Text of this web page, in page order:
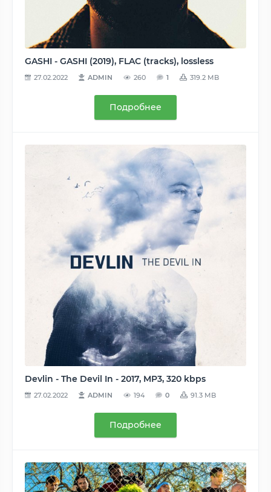
GASHI - GASHI (2019), FLAC (tracks), lossless
27.02.2022 ADMIN 260 1 319.2 MB
Подробнее
Devlin - The Devil In - 2017, MP3, 320 kbps
27.02.2022 ADMIN 194 0 91.3 MB
Подробнее